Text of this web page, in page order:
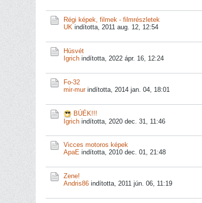
Régi képek, filmek - filmrészletek
UK indította, 2011 aug. 12, 12:54
Húsvét
Igrich indította, 2022 ápr. 16, 12:24
Fo-32
mir-murindította, 2014 jan. 04, 18:01
BÚÉK!!!
Igrich indította, 2020 dec. 31, 11:46
Vicces motoros képek
ApaE indította, 2010 dec. 01, 21:48
Zene!
Andris86 indította, 2011 jún. 06, 11:19